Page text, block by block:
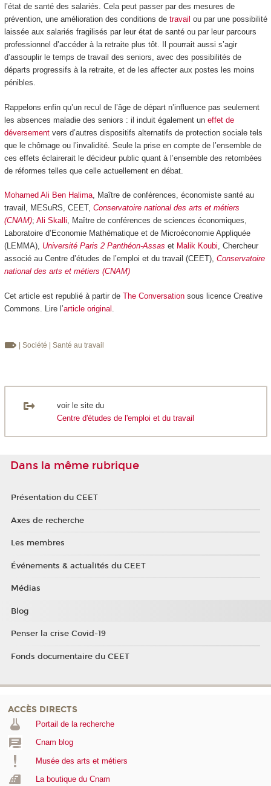
l’état de santé des salariés. Cela peut passer par des mesures de
prévention, une amélioration des conditions de travail ou par une possibilité
laissée aux salariés fragilisés par leur état de santé ou par leur parcours
professionnel d’accéder à la retraite plus tôt. Il pourrait aussi s’agir
d’assouplir le temps de travail des seniors, avec des possibilités de
départs progressifs à la retraite, et de les affecter aux postes les moins
pénibles.
Rappelons enfin qu’un recul de l’âge de départ n’influence pas seulement
les absences maladie des seniors : il induit également un effet de
déversementvers d’autres dispositifs alternatifs de protection sociale tels
que le chômage ou l’invalidité. Seule la prise en compte de l’ensemble de
ces effets éclairerait le décideur public quant à l’ensemble des retombées
de réformes telles que celle actuellement en débat.
Mohamed Ali Ben Halima, Maître de conférences, économiste santé au
travail, MESuRS, CEET, Conservatoire national des arts et métiers
(CNAM); Ali Skalli, Maître de conférences de sciences économiques,
Laboratoire d’Economie Mathématique et de Microéconomie Appliquée
(LEMMA), Université Paris 2 Panthéon-Assas et Malik Koubi, Chercheur
associé au Centre d’études de l’emploi et du travail (CEET), Conservatoire
national des arts et métiers (CNAM)
Cet article est republié à partir de The Conversationsous licence Creative
Commons. Lire l’article original
| Société | Santé au travail
voir le site du
Centre d'études de l'emploi et du travail
Dans la même rubrique
Présentation du CEET
Axes de recherche
Les membres
Événements & actualités du CEET
Médias
Blog
Penser la crise Covid-19
Fonds documentaire du CEET
ACCÈS DIRECTS
Portail de la recherche
Cnam blog
Musée des arts et métiers
La boutique du Cnam